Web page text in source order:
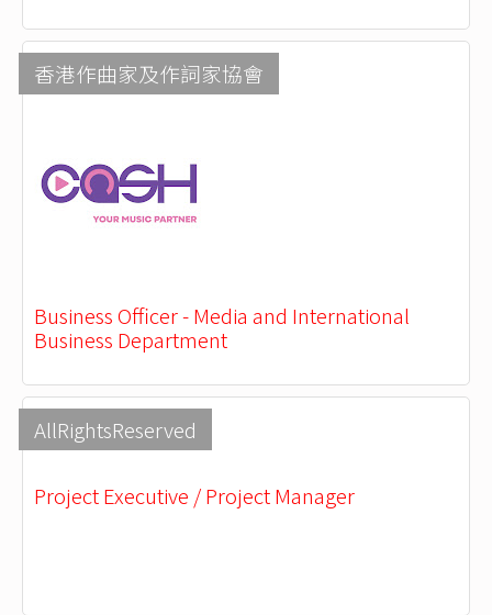
香港作曲家及作詞家協會
Business Officer - Media and International
Business Department
AllRightsReserved
Project Executive / Project Manager